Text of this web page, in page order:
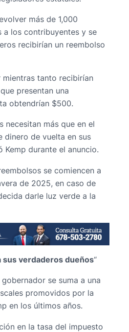
más de 1,000
a los contribuyentes y se
recibirían un reembolso
mientras tanto recibirían
presentan una
obtendrían $500.
necesitan más que en el
dinero de vuelta en sus
Kemp durante el anuncio.
se comiencen a
de 2025, en caso de
darle luz verde a la
sus verdaderos dueños“
se suma a una
promovidos por la
en los últimos años.
en la tasa del impuesto